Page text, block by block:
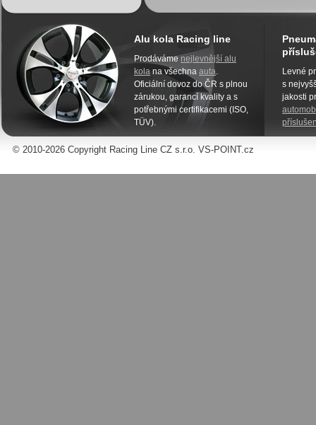
Alu kola Racing line
Prodáváme nejlevnější alu
kola na všechna auta.
Oficiální dovoz do ČR s plnou
zárukou, garancí kvality a s
potřebnými certifikacemi (ISO,
TÜV).
Levné
s
jakosti
© 2010-2026 Copyright Racing Line CZ s.r.o. VS-POINT.cz